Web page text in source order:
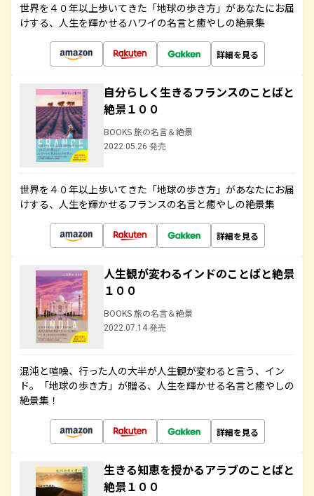
世界を４０年以上歩いてきた「地球の歩き方」があなたにお届
けする、人生を輝かせるハワイの名言と癒やしの絶景集
詳細を見る
自分らしく生きるフランスのことばと
絶景１００
BOOKS 旅の名言＆絶景
2022.05.26 発売
世界を４０年以上歩いてきた「地球の歩き方」があなたにお届
けする、人生を輝かせるフランスの名言と癒やしの絶景集
詳細を見る
人生観が変わるインドのことばと絶景
１００
BOOKS 旅の名言＆絶景
2022.07.14 発売
混沌と喧噪、行った人の大半が人生観が変わると言う、イン
ド。「地球の歩き方」が贈る、人生を輝かせる名言と癒やしの
絶景集！
詳細を見る
生きる知恵を授かるアラブのことばと
絶景１００